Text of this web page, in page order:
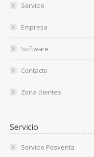
Servicio
Empresa
Software
Contacto
Zona clientes
Servicio
Servicio Posventa